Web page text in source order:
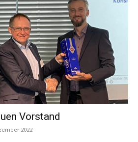
Vorstand
2022